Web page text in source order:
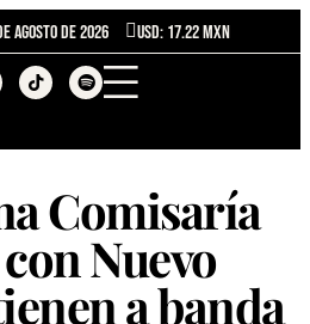
agosto de 2026 USD: 17.22 MXN
Comisaría
Nuevo
a banda